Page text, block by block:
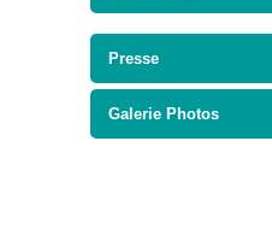
Presse
Galerie Photos